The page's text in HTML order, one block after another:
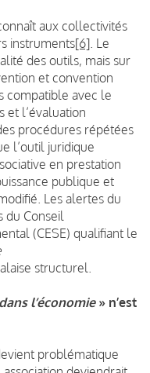
aux collectivités
instruments[6] . Le
des outils, mais sur
et convention
compatible avec le
et l’évaluation
procédures répétées
l’outil juridique
en prestation
publique et
Les alertes du
du Conseil
(CESE) qualifiant le
structurel.
l’économie» n’est
problématique